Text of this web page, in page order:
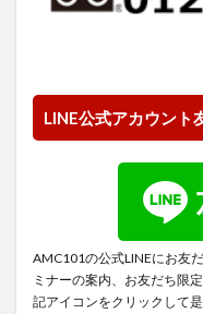
LINE公式アカウント
AMC101の公式LINEにお友
ミナーの案内、お友だち限
記アイコンをクリックして